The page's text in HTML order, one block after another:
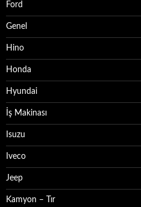
Ford
Genel
Hino
Honda
Hyundai
İş Makinası
Isuzu
Iveco
Jeep
Kamyon – Tır